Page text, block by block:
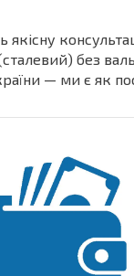
якісну
без
— ми є як